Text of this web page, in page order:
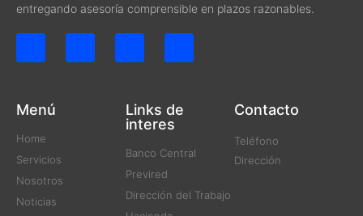
entregando asesoría comprensible en plazos razonables.
Menú
Home
Servicios
Nosotros
Noticias
Links de
interes
Banco Central
Previred
Dirección del Trabajo
Contacto
Teléfono
Dirección